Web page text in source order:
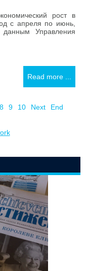
рост в
с апреля по июнь,
Управления
Read more ...
8 9 10 Next End